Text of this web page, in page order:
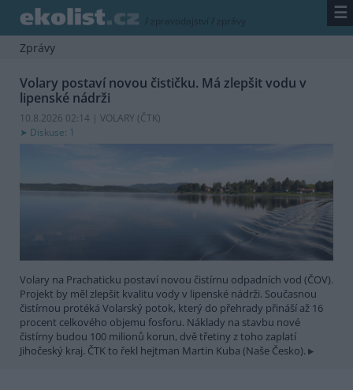
/ zpravodajství / zprávy ☰
Zprávy
Volary postaví novou čističku. Má zlepšit vodu v
lipenské nádrži
10.8.2026 02:14 | VOLARY (ČTK)
Diskuse: 1
Volary na Prachaticku postaví novou čistírnu odpadních vod (ČOV).
Projekt by měl zlepšit kvalitu vody v lipenské nádrži. Současnou
čistírnou protéká Volarský potok, který do přehrady přináší až 16
procent celkového objemu fosforu. Náklady na stavbu nové
čistírny budou 100 milionů korun, dvě třetiny z toho zaplatí
Jihočeský kraj. ČTK to řekl hejtman Martin Kuba (Naše Česko).